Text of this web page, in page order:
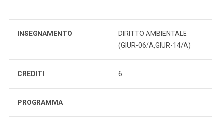
INSEGNAMENTO
DIRITTO AMBIENTALE
(GIUR-06/A,GIUR-14/A)
CREDITI 6
PROGRAMMA